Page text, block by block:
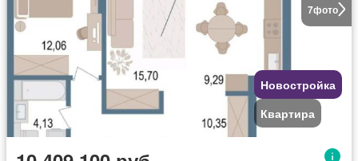
7фото
Новостройка
Квартира